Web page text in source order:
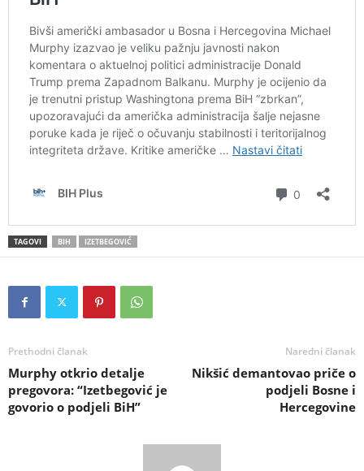
TAGOVI BIH IZETBEGOVIĆ
Prethodni članak
Murphy otkrio detalje
pregovora: “Izetbegović je
govorio o podjeli BiH”
Naredni članak
Nikšić demantovao priče o
podjeli Bosne i
Hercegovine